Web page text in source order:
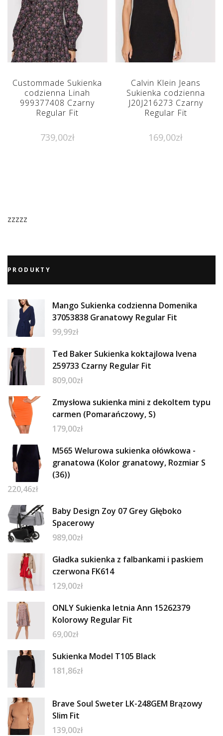
Custommade Sukienka
codzienna Linah
999377408 Czarny
Regular Fit
739,00zł
Calvin Klein Jeans
Sukienka codzienna
J20J216273 Czarny
Regular Fit
169,00zł
zzzzz
PRODUKTY
Mango Sukienka codzienna Domenika
37053838 Granatowy Regular Fit
99,99zł
Ted Baker Sukienka koktajlowa Ivena
259733 Czarny Regular Fit
809,00zł
Zmysłowa sukienka mini z dekoltem typu
carmen (Pomarańczowy, S)
179,00zł
M565 Welurowa sukienka ołówkowa -
granatowa (Kolor granatowy, Rozmiar S
(36))
220,46zł
Baby Design Zoy 07 Grey Głęboko
Spacerowy
989,00zł
Gładka sukienka z falbankami i paskiem
czerwona FK614
129,00zł
ONLY Sukienka letnia Ann 15262379
Kolorowy Regular Fit
69,00zł
Sukienka Model T105 Black
181,86zł
Brave Soul Sweter LK-248GEM Brązowy
Slim Fit
139,00zł